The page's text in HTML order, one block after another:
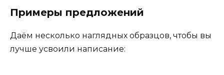
Примеры предложений
Даём несколько наглядных образцов, чтобы вы
лучше усвоили написание: